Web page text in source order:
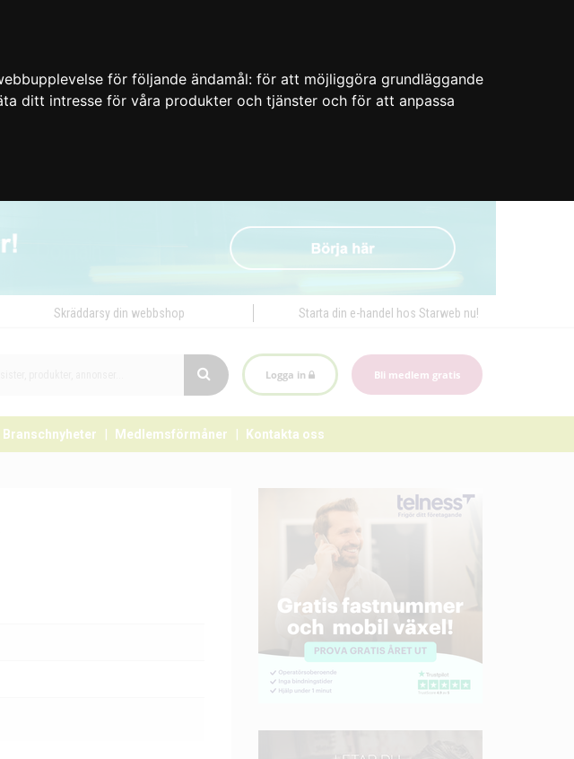
för följande ändamål: för att möjliggöra grundläggande
ditt intresse för våra produkter och tjänster och för att anpassa
Skräddarsy din webbshop Starta din e-handel hos Starweb nu!
Logga in Bli medlem gratis
Branschnyheter Medlemsförmåner Kontakta oss